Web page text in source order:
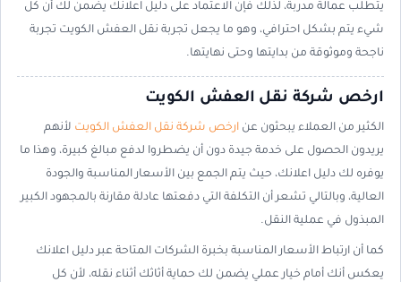
يتطلب عمالة مدربة، لذلك فإن الاعتماد على دليل اعلانك يضمن لك أن كل
شيء يتم بشكل احترافي، وهو ما يجعل تجربة نقل العفش الكويت تجربة
ناجحة وموثوقة من بدايتها وحتى نهايتها.
ارخص شركة نقل العفش الكويت
الكثير من العملاء يبحثون عن ارخص شركة نقل العفش الكويت لأنهم
يريدون الحصول على خدمة جيدة دون أن يضطروا لدفع مبالغ كبيرة، وهذا ما
يوفره لك دليل اعلانك، حيث يتم الجمع بين الأسعار المناسبة والجودة
العالية، وبالتالي تشعر أن التكلفة التي دفعتها عادلة مقارنة بالمجهود الكبير
المبذول في عملية النقل.
كما أن ارتباط الأسعار المناسبة بخبرة الشركات المتاحة عبر دليل اعلانك
يعكس أنك أمام خيار عملي يضمن لك حماية أثاثك أثناء نقله، لأن كل